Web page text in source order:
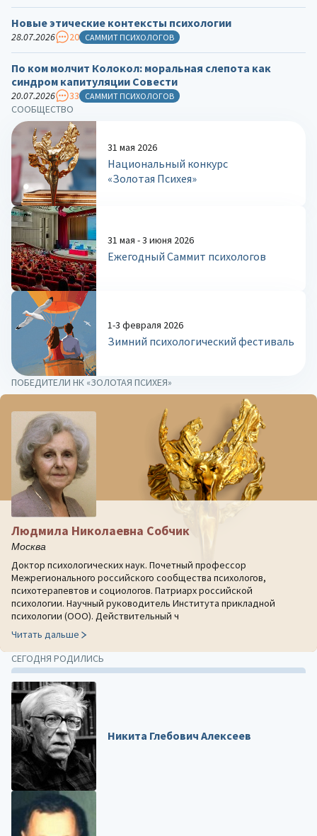
СООБЩЕСТВО
31 мая 2026
Национальный конкурс
«Золотая Психея»
31 мая - 3 июня 2026
Ежегодный Саммит психологов
1-3 февраля 2026
Зимний психологический фестиваль
Новые этические контексты психологии
28.07.2026 20 САММИТ ПСИХОЛОГОВ
По ком молчит Колокол: моральная слепота как
синдром капитуляции Совести
20.07.2026 33 САММИТ ПСИХОЛОГОВ
ПОБЕДИТЕЛИ НК «ЗОЛОТАЯ ПСИХЕЯ»
Людмила Николаевна Собчик
Москва
Доктор психологических наук. Почетный профессор
Межрегионального российского сообщества психологов,
психотерапевтов и социологов. Патриарх российской
психологии. Научный руководитель Института прикладной
психологии (ООО). Действительный ч
Читать дальше
СЕГОДНЯ РОДИЛИСЬ
Никита Глебович Алексеев